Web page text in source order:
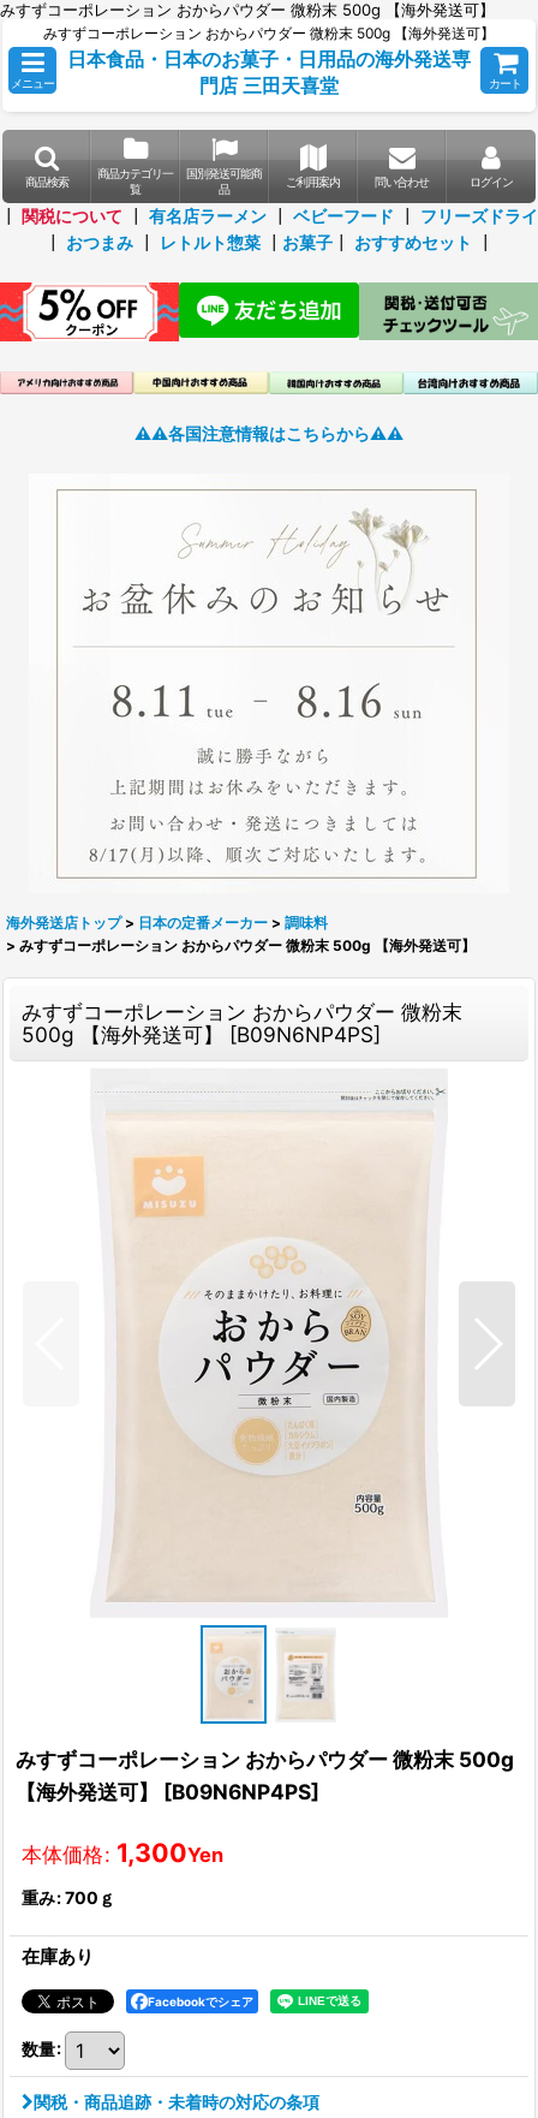
みすずコーポレーション おからパウダー 微粉末 500g 【海外発送可】
みすずコーポレーション おからパウダー 微粉末 500g 【海外発送可】
メニュー
日本食品・日本のお菓子・日用品の海外発送専
門店 三田天喜堂
カート
商品検索
商品カテゴリ一
覧
国別発送可能商
品
ご利用案内 問い合わせ ログイン
関税について 有名店ラーメン ベビーフード
フリーズドライ
おつまみ レトルト惣菜 お菓子 おすすめセット
⚠️⚠️各国注意情報はこちらから⚠️⚠️
海外発送店トップ > 日本の定番メーカー > 調味料
> みすずコーポレーション おからパウダー 微粉末 500g 【海外発送可】
みすずコーポレーション おからパウダー 微粉末
500g 【海外発送可】
[B09N6NP4PS]
みすずコーポレーション おからパウダー 微粉末 500g
【海外発送可】
[B09N6NP4PS]
本体価格: 1,300Yen
重み:700ｇ
在庫あり
Facebookでシェア
数量:
関税・商品追跡・未着時の対応の条項